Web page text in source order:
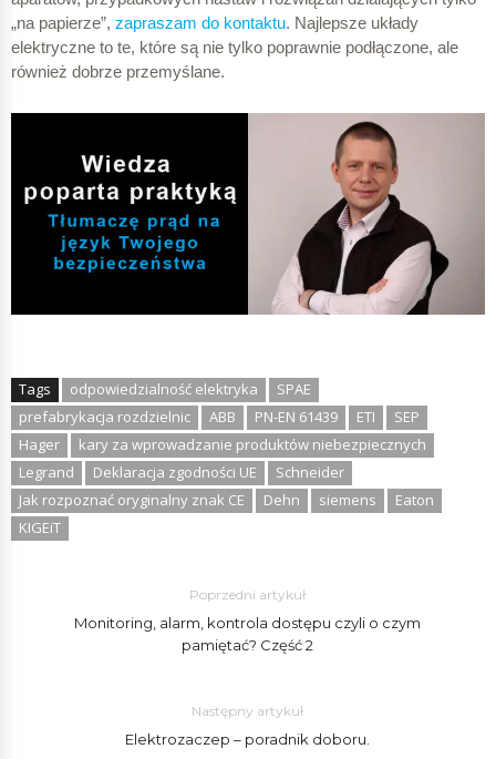
„na papierze”, zapraszam do kontaktu. Najlepsze układy
elektryczne to te, które są nie tylko poprawnie podłączone, ale
również dobrze przemyślane.
Tags odpowiedzialność elektryka
SPAE
prefabrykacja rozdzielnic
ABB PN-EN 61439 ETI
SEP
Hager
kary za wprowadzanie produktów niebezpiecznych
Legrand
Deklaracja zgodności UE
Schneider
Jak rozpoznać oryginalny znak CE
Dehn siemens
Eaton
KIGEiT
Poprzedni artykuł
Monitoring, alarm, kontrola dostępu czyli o czym
pamiętać? Część 2
Następny artykuł
Elektrozaczep – poradnik doboru.